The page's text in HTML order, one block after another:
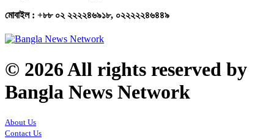
মোবাইল : +৮৮ ০২ ২২২২৪৬৯১৮, ০২২২২২৪৬৪৪৯
© 2026 All rights reserved by
Bangla News Network
About Us
Contact Us